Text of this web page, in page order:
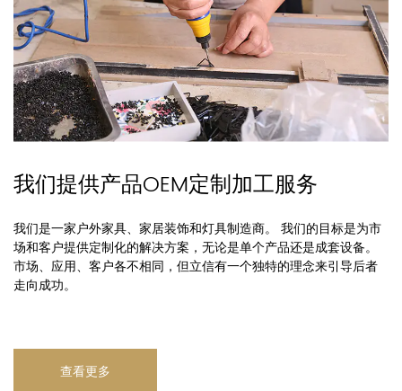
我们提供产品OEM定制加工服务
我们是一家户外家具、家居装饰和灯具制造商。 我们的目标是为市
场和客户提供定制化的解决方案，无论是单个产品还是成套设备。
市场、应用、客户各不相同，但立信有一个独特的理念来引导后者
走向成功。
查看更多